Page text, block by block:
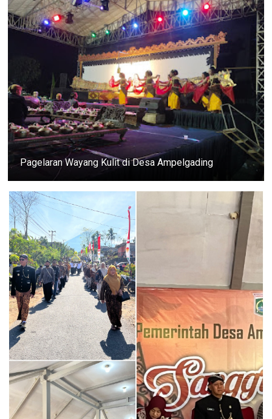
Pagelaran Wayang Kulit di Desa Ampelgading